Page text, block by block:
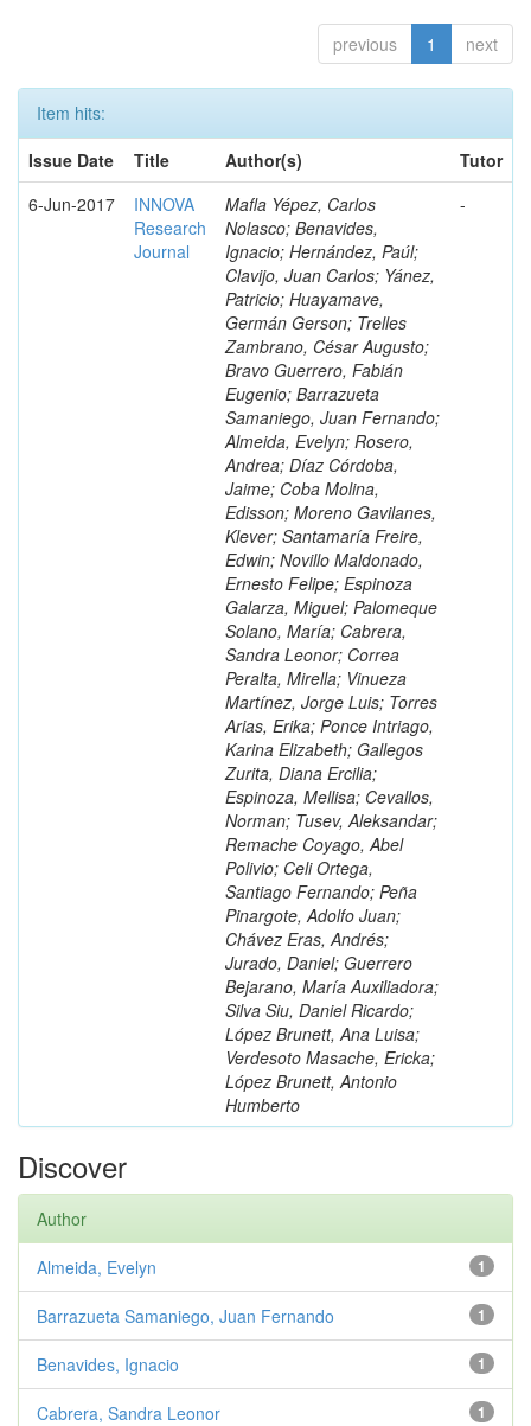
previous 1 next
Item hits:
Issue Date
Title Author(s)
Tutor
6-Jun-2017
INNOVA
Research
Journal
Mafla Yépez, Carlos
Nolasco; Benavides,
Ignacio; Hernández, Paúl;
Clavijo, Juan Carlos; Yánez,
Patricio; Huayamave,
Germán Gerson; Trelles
Zambrano, César Augusto;
Bravo Guerrero, Fabián
Eugenio; Barrazueta
Samaniego, Juan Fernando;
Almeida, Evelyn; Rosero,
Andrea; Díaz Córdoba,
Jaime; Coba Molina,
Edisson; Moreno Gavilanes,
Klever; Santamaría Freire,
Edwin; Novillo Maldonado,
Ernesto Felipe; Espinoza
Galarza, Miguel; Palomeque
Solano, María; Cabrera,
Sandra Leonor; Correa
Peralta, Mirella; Vinueza
Martínez, Jorge Luis; Torres
Arias, Erika; Ponce Intriago,
Karina Elizabeth; Gallegos
Zurita, Diana Ercilia;
Espinoza, Mellisa; Cevallos,
Norman; Tusev, Aleksandar;
Remache Coyago, Abel
Polivio; Celi Ortega,
Santiago Fernando; Peña
Pinargote, Adolfo Juan;
Chávez Eras, Andrés;
Jurado, Daniel; Guerrero
Bejarano, María Auxiliadora;
Silva Siu, Daniel Ricardo;
López Brunett, Ana Luisa;
Verdesoto Masache, Ericka;
López Brunett, Antonio
Humberto
-
Discover
Author
1
Almeida, Evelyn
1
Barrazueta Samaniego, Juan Fernando
1
Benavides, Ignacio
1
Cabrera, Sandra Leonor